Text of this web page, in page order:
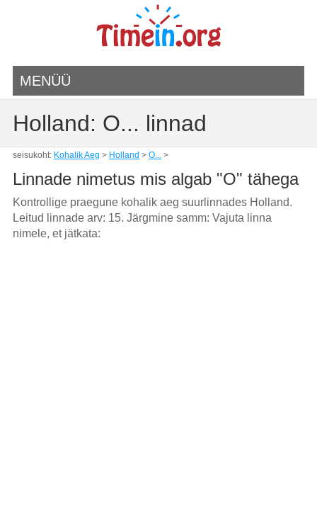
MENÜÜ
Holland: O... linnad
seisukoht: Kohalik Aeg > Holland > O...>
Linnade nimetus mis algab "O" tähega
Kontrollige praegune kohalik aeg suurlinnades Holland.
Leitud linnade arv: 15. Järgmine samm: Vajuta linna
nimele, et jätkata: